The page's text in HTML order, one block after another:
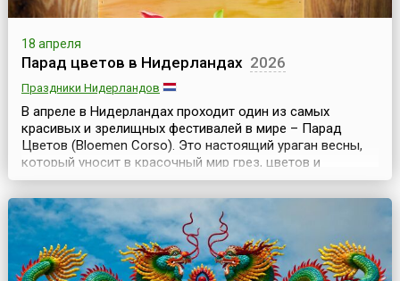
18 апреля
Парад цветов в Нидерландах 2026
Праздники Нидерландов
В апреле в Нидерландах проходит один из самых
красивых и зрелищных фестивалей в мире – Парад
Цветов (Bloemen Corso). Это настоящий ураган весны,
который уносит в красочный мир грез, цветов и
солнца.Весь праздник цветов длится 5 дней, но главное
мероприятие – парад проходит в субботу. По традиции,
цветочное шествие, начинающееся в 9 утра в
Нордвейке, представляет собой большую праздничную
колон...